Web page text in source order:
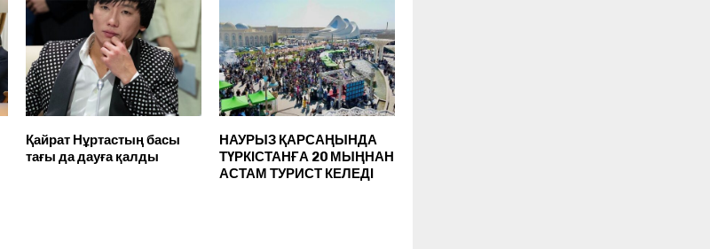
Қайрат Нұртастың басы
тағы да дауға қалды
НАУРЫЗ ҚАРСАҢЫНДА
ТҮРКІСТАНҒА 20 МЫҢНАН
АСТАМ ТУРИСТ КЕЛЕДІ